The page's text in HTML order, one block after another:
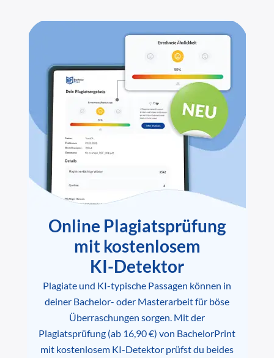
Online Plagiatsprüfung
mit kostenlosem
KI-Detektor
Plagiate und KI-typische Passagen können in
deiner Bachelor- oder Masterarbeit für böse
Überraschungen sorgen. Mit der
Plagiatsprüfung (ab 16,90 €) von BachelorPrint
mit kostenlosem KI-Detektor prüfst du beides